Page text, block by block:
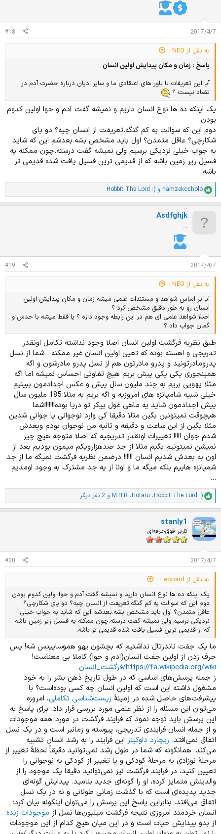
2017/4/7
#18
به نقل از NEO :
پاسخ : زمان و مکان پیدایش اولین انسان
آیا این تعریفات با باور های اعتقادی ما و سایر ادیان درباره حضرت آدم در
تضاد نیست ؟
یک اینکه ده ها نوع انسان داریم و نمیشه گفت آدم و حوا اولین کدوم
بودن.
دوم این که سوالت یه کم گنگه.تعریفت از انسان چیه؟ دو پای
شکارچی؟ عاقل متمدن؟ اول باید مشخص بشه.بعدشم این که شاید
به جواب خیلی نزدیکی برسیم ولی نمیشه گفت درسته.چون ممکنه یه
فسیل زیر زمین باشه که از قدیمی ترین فسیل یافت شده قدیمی تر
باشه.
ا
م
:
hamzekocholo و Hobbit The Lord :)
Asdfghjk
...
2017/4/7
#19
به نقل از NEO :
آیا بر اساس شواهد و مستندات علمی میشه زمان و مکان پیدایش اولین
انسان رو به طور دقیق مشخص کرد ؟
اصلا شواهد علمی ای هم در این رابطه وجود داره ؟ یا فقط میشه با حدس و
گمان جواب داد ؟
طبق نظریه فرگشت اولین انسان اصلا وجود نداشته تکامل اونقدر
تدریجی و اهسته بوده که تعیی اولین انسان غیر ممکنه . شما از نسل
پدرومادرتونید و پدرو مادرتون هم از نسل پدرو مادرشون و اگه
همینجوری یکی یکی پیش بریم هیچ تفاوتی احساس نمیشه اما اگه
مثلا یهویی بریم به چند ملیون سال پیش و عکس اجدادمون ببینیم
خیلی شبیه شامپانزه های امروزیه و اگه بریم به مثلا 185 ملیون سال
پیش اجدادمون شاید یه ماهی غول پیکر تو دریا بوده!!!!!!!شما
هیچوقت نمیتونین بگین مثلا دقیقا کی وارد نوجوانی یا جوانی شدین
مثلا بگین از این ساعت و دقیقه و ثانیه من نوجوان بودم وبعدش
شدم جوان !!!!! تغییرات اونقدر تدریجیه که اصلا متوجه هیچ چیز
نمیشن نمیتونیم بگیم مثلا از جد صدهزارویکم میمون بودیم بعد از
اون به بعدش شدیم انسان !!!!!! درضمن نظریه فرگشت نمیگه ما از جد
شمپانزه هاییم بلکه میگه ما و اونا از یه جد مشترک به وجود اومدیم
...
ا
م
ی
ا
ز
ت
:
Hobbit The Lord :)، Hotaru، M.H.R و 2 نفر دیگر
stanly1
کاربر فوق‌حرفه‌ای
2017/4/7
#20
به نقل از Leopard :
یک اینکه ده ها نوع انسان داریم و نمیشه گفت آدم و حوا اولین کدوم بودن.
دوم این که سوالت یه کم گنگه.تعریفت از انسان چیه؟ دو پای شکارچی؟
عاقل متمدن؟ اول باید مشخص بشه.بعدشم این که شاید به جواب خیلی
نزدیکی برسیم ولی نمیشه گفت درسته.چون ممکنه یه فسیل زیر زمین باشه
که از قدیمی ترین فسیل یافت شده قدیمی تر باشه.
ما یک جفت ناندرتال نداشتیم که بچشون یهو هموساپینس شه! پس
حرف زدن از اولین جفت انسان(ادم و حوا) کاملا بی معناست!
https://fa.wikipedia.org/wiki/فرگشت_انسان
ز جمله پرسش‌های اساسی که در طول تاریخ ذهن بشر را به خود
مشغول داشته این است که اولین انسان چه کسی بوده‌است؟ با
پیشرفت‌های حاصل شده در زمینهٔ زیست‌شناسی تکاملی، امروزه
می‌توان این مسئله را از نظر علمی مورد بررسی قرار داد. برای پاسخ به
این پرسش باید توجه نمود که فرایند فرگشت در مورد همه موجودات
و از جمله انسان فرایندی تدریجی، پیوسته و زمانبر است و در یک نسل
اتفاق نمی‌افتد. ریچارد داوکینز این فرایند را به رشد انسان تشبیه
می‌کند. همانگونه که شما در طول رشد نمی‌توانید دقیقاً لحظهٔ تغییر از
مرحلهٔ نوزادی به مرحلهٔ کودکی و یا تغییر از کودکی به نوجوانی را
تعیین کنید، در فرایند فرگشت نیز نمی‌توانید دقیقاً یک موجود را از
والدینش متمایز کرده، او را گونه‌ای جدید بنامید. پیدایش گونه‌ای
جدید پدیده‌ای است که با گذشت زمانی طولانی و نه در یک نسل
اتفاق می‌افتد. بنابراین پاسخ این پرسش را می‌توان اینگونه بیان کرد:
انسان خردمند امروزی نتیجه فرگشت میلیون‌ها نسل از موجودات زنده
از بدو پیدایش حیات است و در این میان هیچ کدام از این موجودات